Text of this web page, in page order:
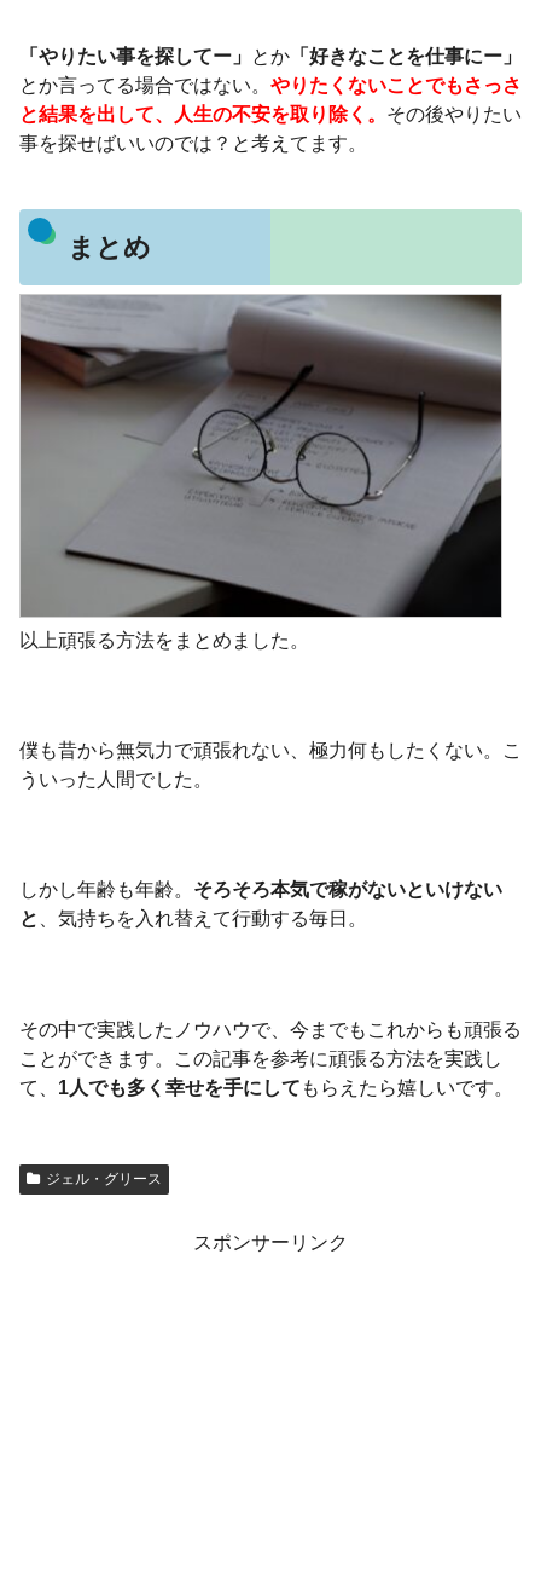
「やりたい事を探してー」 とか 「好きなことを仕事にー」
とか言ってる場合ではない。 やりたくないことでもさっさ
と結果を出して、人生の不安を取り除く。 その後やりたい
事を探せばいいのでは？と考えてます。
まとめ
以上頑張る方法をまとめました。
僕も昔から無気力で頑張れない、極力何もしたくない。こ
ういった人間でした。
しかし年齢も年齢。 そろそろ本気で稼がないといけない
と 、気持ちを入れ替えて行動する毎日。
その中で実践したノウハウで、今までもこれからも頑張る
ことができます。この記事を参考に頑張る方法を実践し
て、 1人でも多く幸せを手にして もらえたら嬉しいです。
ジェル・グリース
スポンサーリンク